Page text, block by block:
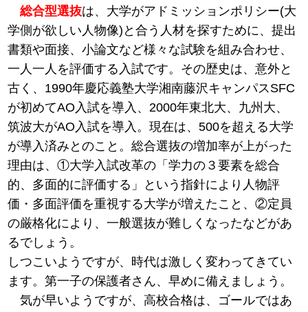
総合型選抜は、大学がアドミッションポリシー(大
学側が欲しい人物像)と合う人材を探すために、提出
書類や面接、小論文など様々な試験を組み合わせ、
一人一人を評価する入試です。その歴史は、意外と
古く、1990年慶応義塾大学湘南藤沢キャンパスSFC
が初めてAO入試を導入、2000年東北大、九州大、
筑波大がAO入試を導入。現在は、500を超える大学
が導入済みとのこと。総合選抜の増加率が上がった
理由は、①大学入試改革の「学力の３要素を総合
的、多面的に評価する」という指針により人物評
価・多面評価を重視する大学が増えたこと、②定員
の厳格化により、一般選抜が難しくなったなどがあ
るでしょう。
しつこいようですが、時代は激しく変わってきてい
ます。第一子の保護者さん、早めに備えましょう。
気が早いようですが、高校合格は、ゴールではあ